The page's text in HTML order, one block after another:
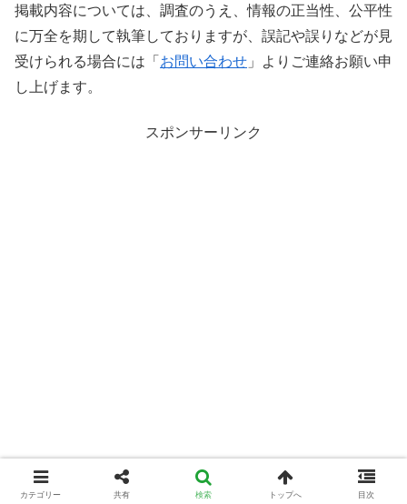
掲載内容については、調査のうえ、情報の正当性、公平性
に万全を期して執筆しておりますが、誤記や誤りなどが見
受けられる場合には「 お問い合わせ 」よりご連絡お願い申
し上げます。
スポンサーリンク
カテゴリー 共有 検索 トップへ 目次